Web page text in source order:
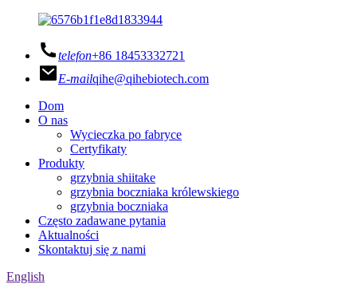
telefon+86 18453332721
E-mailqihe@qihebiotech.com
Dom
O nas
Wycieczka po fabryce
Certyfikaty
Produkty
grzybnia shiitake
grzybnia boczniaka królewskiego
grzybnia boczniaka
Często zadawane pytania
Aktualności
Skontaktuj się z nami
English